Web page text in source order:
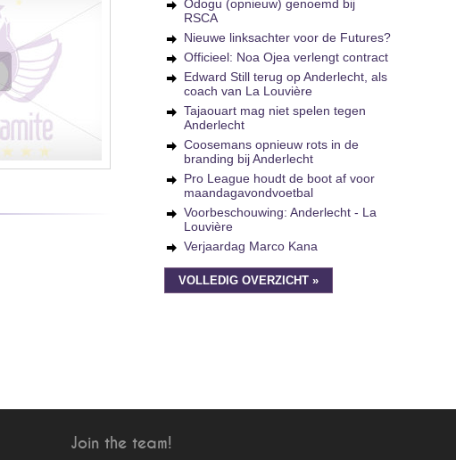
Odogu (opnieuw) genoemd bij
RSCA
Nieuwe linksachter voor de Futures?
Officieel: Noa Ojea verlengt contract
Edward Still terug op Anderlecht, als
coach van La Louvière
Tajaouart mag niet spelen tegen
Anderlecht
Coosemans opnieuw rots in de
branding bij Anderlecht
Pro League houdt de boot af voor
maandagavondvoetbal
Voorbeschouwing: Anderlecht - La
Louvière
Verjaardag Marco Kana
VOLLEDIG OVERZICHT »
Join the team!